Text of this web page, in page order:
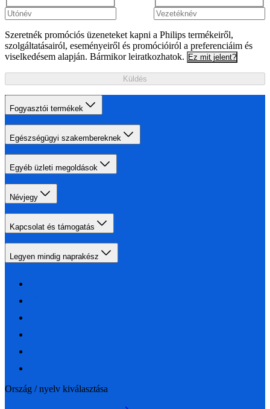
Szeretnék promóciós üzeneteket kapni a Philips termékeiről,
szolgáltatásairól, eseményeiről és promócióiról a preferenciáim és
viselkedésem alapján. Bármikor leiratkozhatok. Ez mit jelent?
Küldés
Fogyasztói termékek
Egészségügyi szakembereknek
Egyéb üzleti megoldások
Névjegy
Kapcsolat és támogatás
Legyen mindig naprakész
Ország / nyelv kiválasztása